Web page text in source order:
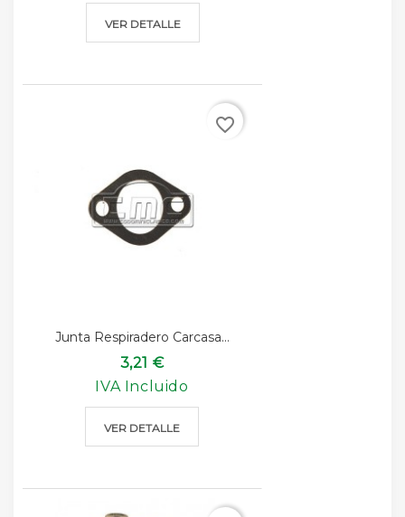
VER DETALLE
Junta Respiradero Carcasa...
3,21 €
IVA Incluido
VER DETALLE
favorite_border